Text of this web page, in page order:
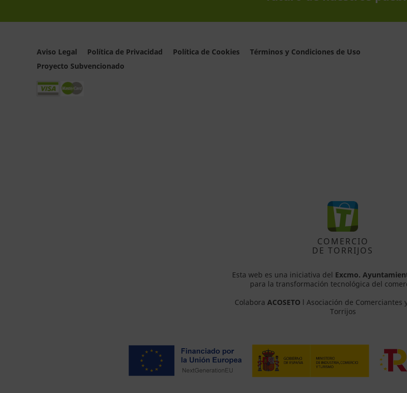
Aviso Legal Política de Privacidad Política de Cookies
Términos y Condiciones de Uso
Proyecto Subvencionado
COMERCIO
DE TORRIJOS
Esta web es una iniciativa del Excmo.
para la transformación tecnológica del
Colabora ACOSETO l Asociación de Comerciantes
Torrijos